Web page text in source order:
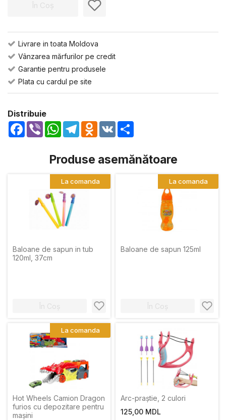
În Coș
Livrare in toata Moldova
Vânzarea mărfurilor pe credit
Garantie pentru produsele
Plata cu cardul pe site
Distribuie
Facebook
Viber WhatsApp
TelegramOdnoklassniki
VK
Produse asemănătoare
Baloane de sapun in tub
120ml, 37cm
În Coș
La comanda
Baloane de sapun 125ml
În Coș
La comanda
Hot Wheels Camion Dragon
furios cu depozitare pentru
mașini
La comanda
Arc-praștie, 2 culori
125,00 MDL